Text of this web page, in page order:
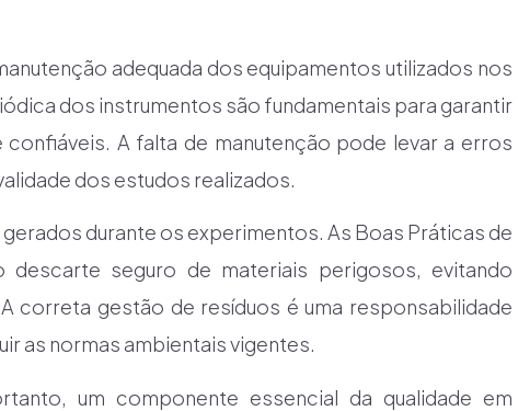
adequada dos equipamentos utilizados nos
dos instrumentos são fundamentais para garantir
A falta de manutenção pode levar a erros
dos estudos realizados.
durante os experimentos. As Boas Práticas de
seguro de materiais perigosos, evitando
correta gestão de resíduos é uma responsabilidade
as normas ambientais vigentes.
um componente essencial da qualidade em